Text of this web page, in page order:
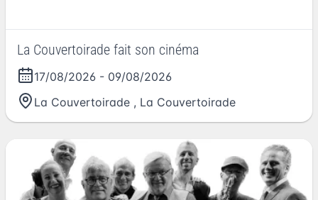
La Couvertoirade fait son cinéma
17/08/2026 - 09/08/2026
La Couvertoirade , La Couvertoirade